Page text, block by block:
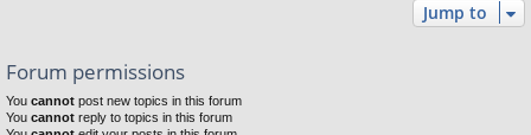
Jump to
Forum permissions
You cannot post new topics in this forum
You cannot reply to topics in this forum